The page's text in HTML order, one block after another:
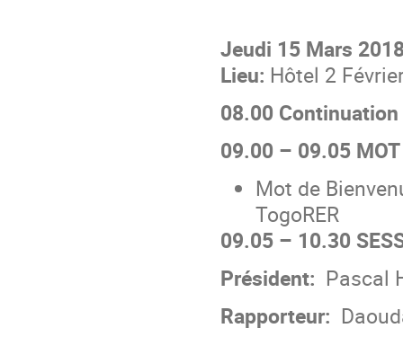
Jeudi 15 Mars
Lieu: Hôtel 2
08.00
09.00 – 09.05 MOT
Mot de
TogoRER
09.05 – 10.30
Président: Pascal
Rapporteur: